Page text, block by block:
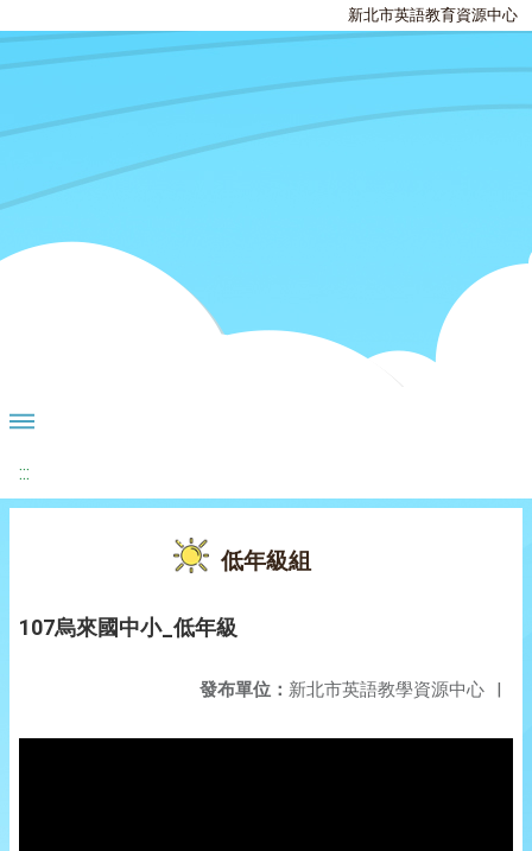
新北市英語教育資源中心
:::
低年級組
107烏來國中小_低年級
發布單位： 新北市英語教學資源中心 |